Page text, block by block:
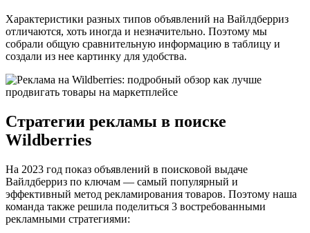
Характеристики разных типов объявлений на Вайлдберриз
отличаются, хоть иногда и незначительно. Поэтому мы
собрали общую сравнительную информацию в таблицу и
создали из нее картинку для удобства.
Стратегии рекламы в поиске
Wildberries
На 2023 год показ объявлений в поисковой выдаче
Вайлдберриз по ключам — самый популярный и
эффективный метод рекламирования товаров. Поэтому наша
команда также решила поделиться 3 востребованными
рекламными стратегиями: